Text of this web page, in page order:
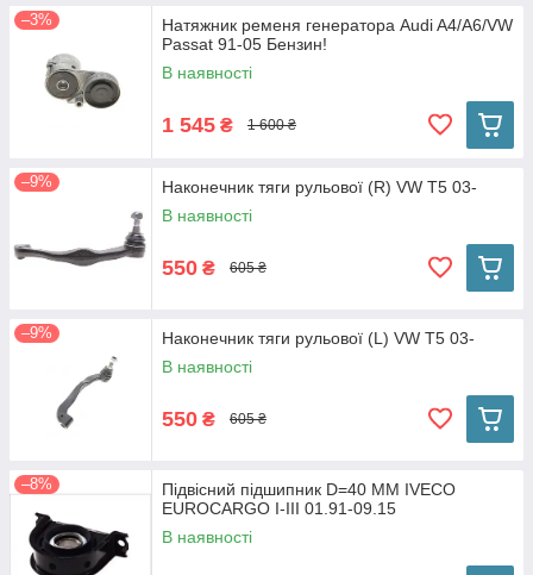
–3%
Натяжник ременя генератора Audi A4/A6/VW
Passat 91-05 Бензин!
В наявності
1 545 ₴ 1 600 ₴
–9%
Наконечник тяги рульової (R) VW T5 03-
В наявності
550 ₴ 605 ₴
–9%
Наконечник тяги рульової (L) VW T5 03-
В наявності
550 ₴ 605 ₴
–8%
Підвісний підшипник D=40 MM IVECO
EUROCARGO I-III 01.91-09.15
В наявності